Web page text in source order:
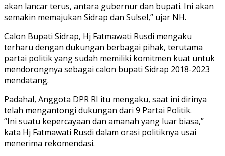
akan lancar terus, antara gubernur dan bupati. Ini akan
semakin memajukan Sidrap dan Sulsel,” ujar NH.
Calon Bupati Sidrap, Hj Fatmawati Rusdi mengaku
terharu dengan dukungan berbagai pihak, terutama
partai politik yang sudah memiliki komitmen kuat untuk
mendorongnya sebagai calon bupati Sidrap 2018-2023
mendatang.
Padahal, Anggota DPR RI itu mengaku, saat ini dirinya
telah mengantongi dukungan dari 9 Partai Politik.
“Ini suatu kepercayaan dan amanah yang luar biasa,”
kata Hj Fatmawati Rusdi dalam orasi politiknya usai
menerima rekomendasi.